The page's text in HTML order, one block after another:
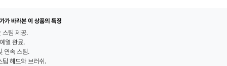
가 바라본 이 상품의 특징
스팀 제공.
열 완료.
연속 스팀.
팀 헤드와 브러쉬.